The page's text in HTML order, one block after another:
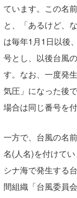
ています。この名
と、「あるけど、
は毎年1月1日以後
号とし、以後台風
す。なお、一度発
気圧」になった後
場合は同じ番号を
一方で、台風の名
名(人名)を付けて
シナ海で発生する
間組織「台風委員
wanda
予報士 hiro.
banpaku
chappy
Romisea